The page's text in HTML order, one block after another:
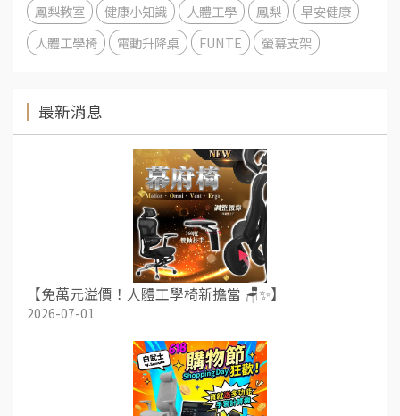
鳳梨教室 健康小知識 人體工學 鳳梨
早安健康
人體工學椅
電動升降桌 FUNTE 螢幕支架
最新消息
【免萬元溢價！人體工學椅新擔當 🪑✨】
2026-07-01